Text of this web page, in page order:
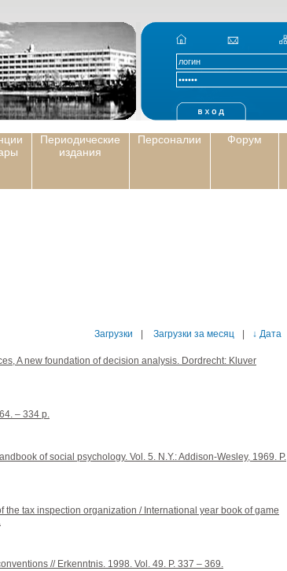
Периодические
издания
Персоналии Форум
Загрузки Загрузки за месяц ↓ Дата
A new foundation of decision analysis. Dordrecht: Kluver
– 334 p.
of social psychology. Vol. 5. N.Y.: Addison-Wesley, 1969. P.
the tax inspection organization / International year book of game
// Erkenntnis. 1998. Vol. 49. P. 337 – 369.